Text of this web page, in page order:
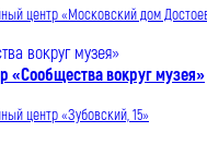
центр «Московский дом
«Сообщества вокруг музея»
центр «Зубовский, 15»